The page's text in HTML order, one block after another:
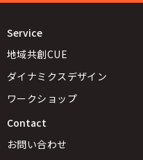
Service
地域共創CUE
ダイナミクスデザイン
ワークショップ
Contact
お問い合わせ